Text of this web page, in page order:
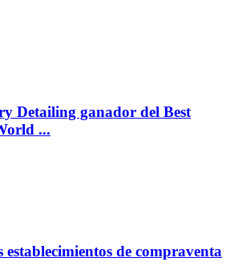
Detailing ganador del Best
...
establecimientos de compraventa